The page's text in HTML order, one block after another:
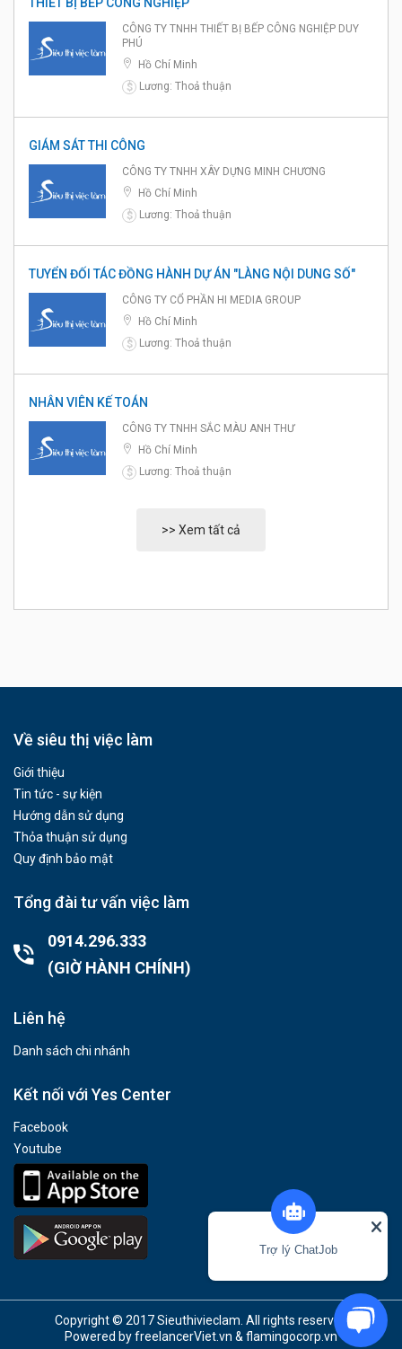
CÔNG TY TNHH THIẾT BỊ BẾP CÔNG NGHIỆP DUY
PHÚ
Hồ Chí Minh
$
Lương: Thoả thuận
GIÁM SÁT THI CÔNG
CÔNG TY TNHH XÂY DỰNG MINH CHƯƠNG
Hồ Chí Minh
$
Lương: Thoả thuận
TUYỂN ĐỐI TÁC ĐỒNG HÀNH DỰ ÁN "LÀNG NỘI DUNG SỐ"
CÔNG TY CỔ PHẦN HI MEDIA GROUP
Hồ Chí Minh
$
Lương: Thoả thuận
NHÂN VIÊN KẾ TOÁN
CÔNG TY TNHH SẮC MÀU ANH THƯ
Hồ Chí Minh
$
Lương: Thoả thuận
>> Xem tất cả
Về siêu thị việc làm
Giới thiệu
Tin tức - sự kiện
Hướng dẫn sử dụng
Thỏa thuận sử dụng
Quy định bảo mật
Tổng đài tư vấn việc làm
0914.296.333
(GIỜ HÀNH CHÍNH)
Liên hệ
Danh sách chi nhánh
Kết nối với Yes Center
Facebook
Youtube
Copyright © 2017 Sieuthivieclam. All rights reserved
Powered byfreelancerViet.vn & flamingocorp.vn
Trợ lý ChatJob